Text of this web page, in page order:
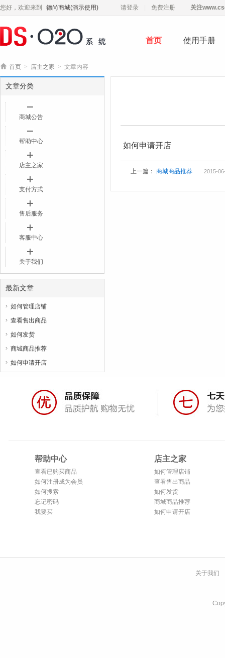
您好，欢迎来到 德尚商城(演示使用) 请登录 免费注册 关注
首页 使用手册
 首页 > 店主之家 > 文章内容
文章分类
商城公告
帮助中心
店主之家
支付方式
售后服务
客服中心
关于我们
最新文章
 如何管理店铺
 查看售出商品
 如何发货
 商城商品推荐
 如何申请开店
如何申请开店
上一篇： 商城商品推荐 2015-
帮助中心
查看已购买商品
如何注册成为会员
如何搜索
忘记密码
我要买
店主之家
如何管理店铺
查看售出商品
如何发货
商城商品推荐
如何申请开店
关于我们